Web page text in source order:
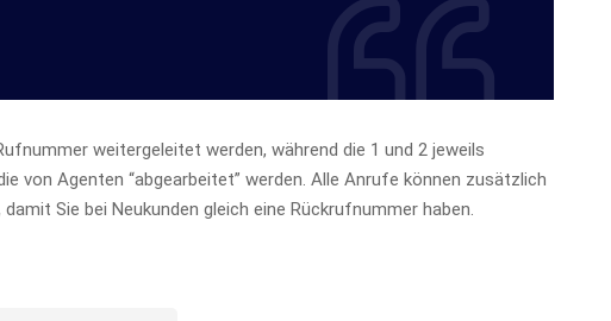
weitergeleitet werden, während die 1 und 2 jeweils
von Agenten “abgearbeitet” werden. Alle Anrufe können zusätzlich
Sie bei Neukunden gleich eine Rückrufnummer haben.